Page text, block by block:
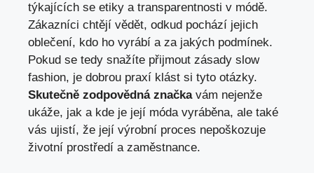
týkajících se etiky a transparentnosti v módě.
Zákazníci chtějí vědět, odkud pochází jejich
oblečení, kdo ho vyrábí a za jakých podmínek.
Pokud se tedy snažíte přijmout zásady slow
fashion, je dobrou praxí klást si tyto otázky.
Skutečně zodpovědná značkavám nejenže
ukáže, jak a kde je její móda vyráběna, ale také
vás ujistí, že její výrobní proces nepoškozuje
životní prostředí a zaměstnance.